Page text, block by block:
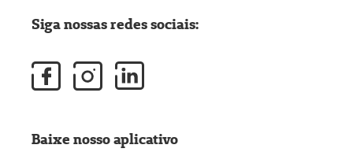
Siga nossas redes sociais:
Baixe nosso aplicativo